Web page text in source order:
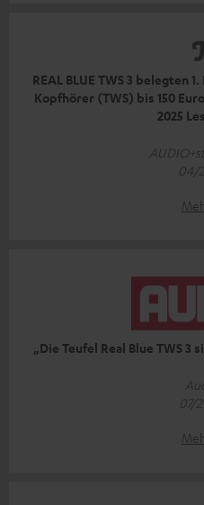
REAL BLUE TWS 3 belegten
Kopfhörer (TWS) bis 150
2025
04/
„Die Teufel Real Blue TWS
07/